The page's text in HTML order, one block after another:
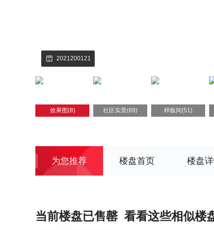
2021200121
效果图(8) 社区实景(89) 样板间(51)
为您推荐 楼盘首页 楼盘
当前楼盘已售罄 看看这些相似楼